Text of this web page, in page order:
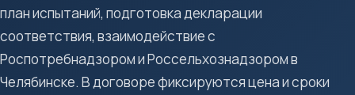
план испытаний, подготовка декларации
соответствия, взаимодействие с
Роспотребнадзором и Россельхознадзором в
Челябинске. В договоре фиксируются цена и сроки